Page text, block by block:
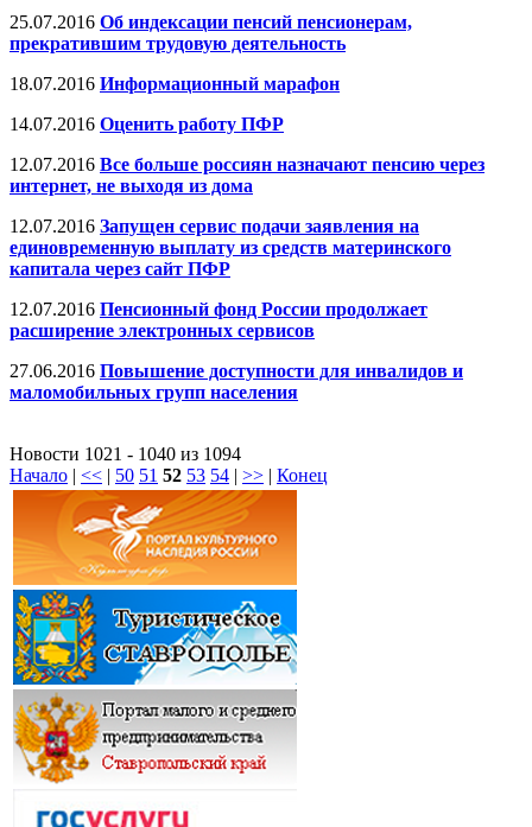
25.07.2016 Об индексации пенсий пенсионерам,
прекратившим трудовую деятельность
18.07.2016 Информационный марафон
14.07.2016 Оценить работу ПФР
12.07.2016 Все больше россиян назначают пенсию через
интернет, не выходя из дома
12.07.2016 Запущен сервис подачи заявления на
единовременную выплату из средств материнского
капитала через сайт ПФР
12.07.2016 Пенсионный фонд России продолжает
расширение электронных сервисов
27.06.2016 Повышение доступности для инвалидов и
маломобильных групп населения
Новости 1021 - 1040 из 1094
Начало | << | 50 51 52 53 54 | >> | Конец